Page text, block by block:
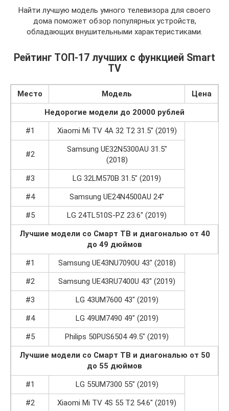
Найти лучшую модель умного телевизора для своего
дома поможет обзор популярных устройств,
обладающих внушительными характеристиками.
Рейтинг ТОП-17 лучших с функцией Smart
TV
Место Модель
Цена
Недорогие модели до 20000 рублей
#1
Xiaomi Mi TV 4A 32 T2 31.5″ (2019)
#2
Samsung UE32N5300AU 31.5″
(2018)
#3
LG 32LM570B 31.5″ (2019)
#4
Samsung UE24N4500AU 24″
#5
LG 24TL510S-PZ 23.6″ (2019)
Лучшие модели со Смарт ТВ и диагональю от 40
до 49 дюймов
#1
Samsung UE43NU7090U 43″ (2018)
#2
Samsung UE43RU7400U 43″ (2019)
#3
LG 43UM7600 43″ (2019)
#4
LG 49UM7490 49″ (2019)
#5
Philips 50PUS6504 49.5″ (2019)
Лучшие модели со Смарт ТВ и диагональю от 50
до 55 дюймов
#1
LG 55UM7300 55″ (2019)
#2
Xiaomi Mi TV 4S 55 T2 54.6″ (2019)